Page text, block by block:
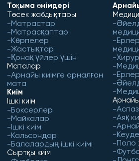
Тоқыма өнімдері
Төсек жабдықтары
Матрастар
Матрасқаптар
Көрпелер
Жастықтар
Қонақ үйлер үшін
Маталар
Арнайы киімге арналған
мата
Киім
Ішкі киім
Боксерлер
Майкалар
Ішкі киім
Кальсондар
Балалардың ішкі киімі
Сыртқы киім
Аяқ
Поло